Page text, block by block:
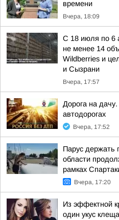
времени
Вчера, 18:09
С 18 июля по 6
не менее 14
Wildberries и
и Сызрани
Вчера, 17:57
Дорога на
автодорогах
Вчера, 17:52
Парус держать
области
рамках
Вчера, 17:20
Из эффектной
один укус